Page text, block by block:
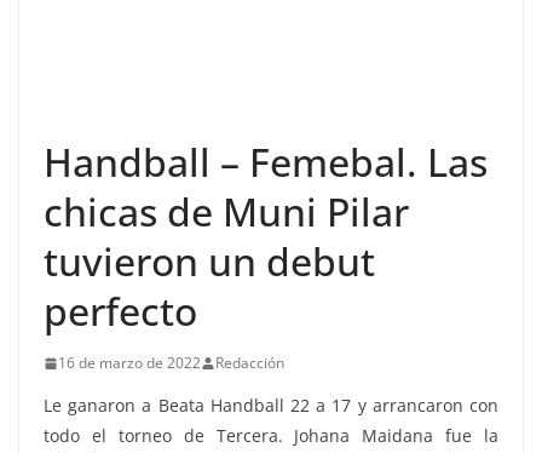
Handball – Femebal. Las
chicas de Muni Pilar
tuvieron un debut
perfecto
16 de marzo de 2022 Redacción
Le ganaron a Beata Handball 22 a 17 y arrancaron con
todo el torneo de Tercera. Johana Maidana fue la